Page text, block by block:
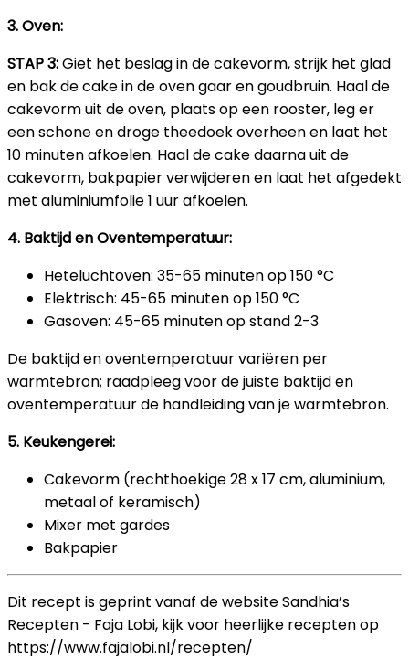
3.Oven:
STAP 3:Giet het beslag in de cakevorm, strijk het glad
en bak de cake in de oven gaar en goudbruin. Haal de
cakevorm uit de oven, plaats op een rooster, leg er
een schone en droge theedoek overheen en laat het
10 minuten afkoelen. Haal de cake daarna uit de
cakevorm, bakpapier verwijderen en laat het afgedekt
met aluminiumfolie 1 uur afkoelen.
4. Baktijd en Oventemperatuur:
Heteluchtoven: 35-65 minuten op 150 °C
Elektrisch: 45-65 minuten op 150 °C
Gasoven: 45-65 minuten op stand 2-3
De baktijd en oventemperatuur variëren per
warmtebron; raadpleeg voor de juiste baktijd en
oventemperatuur de handleiding van je warmtebron.
5. Keukengerei:
Cakevorm (rechthoekige 28 x 17 cm, aluminium,
metaal of keramisch)
Mixer met gardes
Bakpapier
Dit recept is geprint vanaf de website Sandhia’s
Recepten - Faja Lobi, kijk voor heerlijke recepten op
https://www.fajalobi.nl/recepten/